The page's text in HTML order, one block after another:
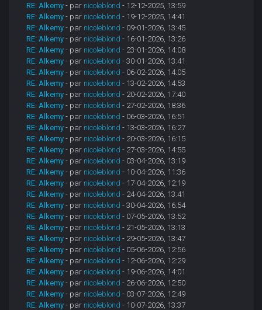
RE: Alkemy - par nicoleblond - 12-12-2025, 13:59
RE: Alkemy - par nicoleblond - 19-12-2025, 14:41
RE: Alkemy - par nicoleblond - 09-01-2026, 13:45
RE: Alkemy - par nicoleblond - 16-01-2026, 13:26
RE: Alkemy - par nicoleblond - 23-01-2026, 14:08
RE: Alkemy - par nicoleblond - 30-01-2026, 13:41
RE: Alkemy - par nicoleblond - 06-02-2026, 14:05
RE: Alkemy - par nicoleblond - 13-02-2026, 14:53
RE: Alkemy - par nicoleblond - 20-02-2026, 17:40
RE: Alkemy - par nicoleblond - 27-02-2026, 18:36
RE: Alkemy - par nicoleblond - 06-03-2026, 16:51
RE: Alkemy - par nicoleblond - 13-03-2026, 16:27
RE: Alkemy - par nicoleblond - 20-03-2026, 16:15
RE: Alkemy - par nicoleblond - 27-03-2026, 14:55
RE: Alkemy - par nicoleblond - 03-04-2026, 13:19
RE: Alkemy - par nicoleblond - 10-04-2026, 11:36
RE: Alkemy - par nicoleblond - 17-04-2026, 12:19
RE: Alkemy - par nicoleblond - 24-04-2026, 13:41
RE: Alkemy - par nicoleblond - 30-04-2026, 16:54
RE: Alkemy - par nicoleblond - 07-05-2026, 13:52
RE: Alkemy - par nicoleblond - 21-05-2026, 13:13
RE: Alkemy - par nicoleblond - 29-05-2026, 13:47
RE: Alkemy - par nicoleblond - 05-06-2026, 12:56
RE: Alkemy - par nicoleblond - 12-06-2026, 12:29
RE: Alkemy - par nicoleblond - 19-06-2026, 14:01
RE: Alkemy - par nicoleblond - 26-06-2026, 12:50
RE: Alkemy - par nicoleblond - 03-07-2026, 12:49
RE: Alkemy - par nicoleblond - 10-07-2026, 13:37